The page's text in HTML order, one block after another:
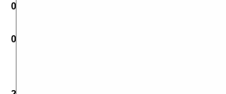
05.10.2007
Интересно, на этой машине под linux все
05.10.2007
Да, убунту шикарно работает на
продаются старшие и более крупные